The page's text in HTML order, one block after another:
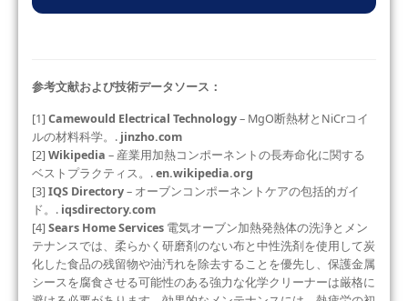
参考文献および技術データソース：
[1] Camewould Electrical Technology– MgO断熱材とNiCrコイ
ルの材料科学。. jinzho.com
[2] Wikipedia – 産業用加熱コンポーネントの長寿命化に関する
ベストプラクティス。.en.wikipedia.org
[3] IQS Directory– オーブンコンポーネントケアの包括的ガイ
ド。. iqsdirectory.com
[4] Sears Home Services 電気オーブン加熱発熱体の洗浄とメン
テナンスでは、柔らかく研磨剤のない布と中性洗剤を使用して炭
化した食品の残留物や油汚れを除去することを優先し、保護金属
シースを腐食させる可能性のある強力な化学クリーナーは厳格に